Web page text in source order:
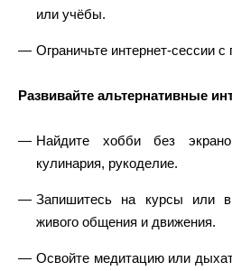
или учёбы.
Ограничьте интернет‑сессии
Развивайте альтернативные
Найдите хобби без
кулинария, рукоделие.
Запишитесь на курсы или
живого общения и движения.
Освойте медитацию или